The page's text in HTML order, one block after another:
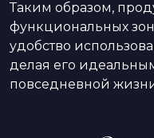
Таким образом,
функциональных
удобство
делая его
повседневной